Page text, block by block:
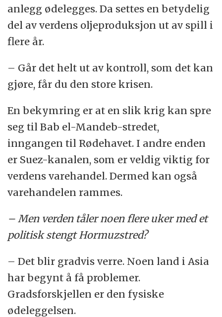
anlegg ødelegges. Da settes en betydelig
del av verdens oljeproduksjon ut av spill i
flere år.
– Går det helt ut av kontroll, som det kan
gjøre, får du den store krisen.
En bekymring er at en slik krig kan spre
seg til Bab el-Mandeb-stredet,
inngangen til Rødehavet. I andre enden
er Suez-kanalen, som er veldig viktig for
verdens varehandel. Dermed kan også
varehandelen rammes.
– Men verden tåler noen flere uker med et
politisk stengt Hormuzstred?
– Det blir gradvis verre. Noen land i Asia
har begynt å få problemer.
Gradsforskjellen er den fysiske
ødeleggelsen.